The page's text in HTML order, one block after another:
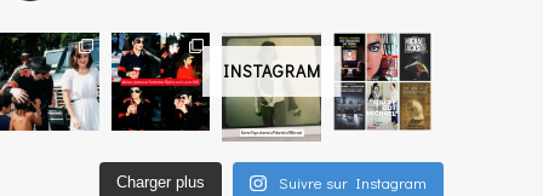
INSTAGRAM
Charger plus Suivre sur Instagram